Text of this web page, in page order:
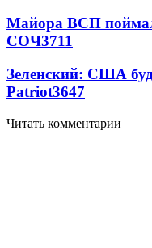
Майора ВСП
СОЧ3711
Зеленский: США
Patriot3647
Читать комментарии